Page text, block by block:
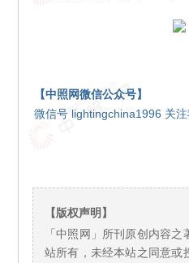
【中照网微信公众号】
微信号 lightingchina1996 关注
【版权声明】
「中照网」所刊原创内容
站所有，未经本站之同意或